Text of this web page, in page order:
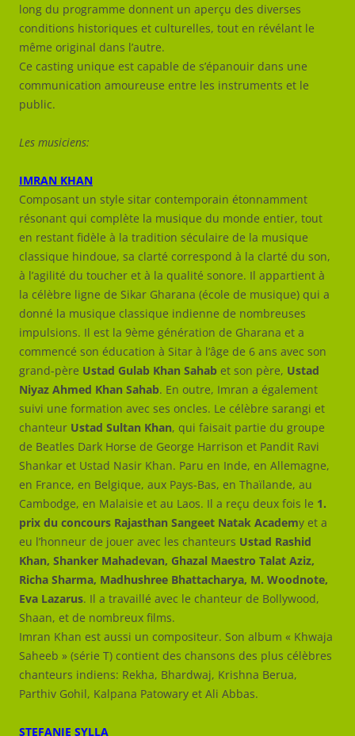
long du programme donnent un aperçu des diverses
conditions historiques et culturelles, tout en révélant le
même original dans l’autre.
Ce casting unique est capable de s’épanouir dans une
communication amoureuse entre les instruments et le
public.
Les musiciens:
IMRAN KHAN
Composant un style sitar contemporain étonnamment
résonant qui complète la musique du monde entier, tout
en restant fidèle à la tradition séculaire de la musique
classique hindoue, sa clarté correspond à la clarté du son,
à l’agilité du toucher et à la qualité sonore. Il appartient à
la célèbre ligne de Sikar Gharana (école de musique) qui a
donné la musique classique indienne de nombreuses
impulsions. Il est la 9ème génération de Gharana et a
commencé son éducation à Sitar à l’âge de 6 ans avec son
grand-père Ustad Gulab Khan Sahab et son père, Ustad
Niyaz Ahmed Khan Sahab. En outre, Imran a également
suivi une formation avec ses oncles. Le célèbre sarangi et
chanteur Ustad Sultan Khan, qui faisait partie du groupe
de Beatles Dark Horse de George Harrison et Pandit Ravi
Shankar et Ustad Nasir Khan. Paru en Inde, en Allemagne,
en France, en Belgique, aux Pays-Bas, en Thaïlande, au
Cambodge, en Malaisie et au Laos. Il a reçu deux fois le 1.
prix du concours Rajasthan Sangeet Natak Academy et a
eu l’honneur de jouer avec les chanteurs Ustad Rashid
Khan, Shanker Mahadevan, Ghazal Maestro Talat Aziz,
Richa Sharma, Madhushree Bhattacharya, M. Woodnote,
Eva Lazarus. Il a travaillé avec le chanteur de Bollywood,
Shaan, et de nombreux films.
Imran Khan est aussi un compositeur. Son album « Khwaja
Saheeb » (série T) contient des chansons des plus célèbres
chanteurs indiens: Rekha, Bhardwaj, Krishna Berua,
Parthiv Gohil, Kalpana Patowary et Ali Abbas.
STEFANIE SYLLA